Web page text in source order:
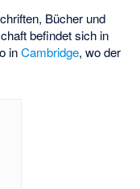
Bücher und
befindet sich in
inCambridge, wo der